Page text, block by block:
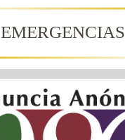
EMERGENCIAS